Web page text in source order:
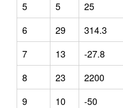
5
5 25
6
29 314.3
7
13 -27.8
8
23 2200
9
10 -50